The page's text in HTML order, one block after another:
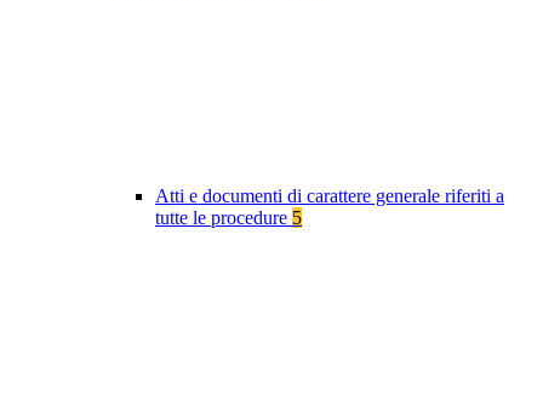
Atti e documenti di carattere generale riferiti a
tutte le procedure 5